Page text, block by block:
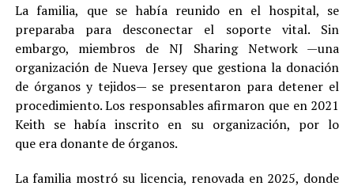
La familia, que se había reunido en el hospital, se
preparaba para desconectar el soporte vital. Sin
embargo, miembros de NJ Sharing Network —una
organización de Nueva Jersey que gestiona la donación
de órganos y tejidos— se presentaron para detener el
procedimiento. Los responsables afirmaron que en 2021
Keith se había inscrito en su organización, por lo
que era donante de órganos.
La familia mostró su licencia, renovada en 2025, donde